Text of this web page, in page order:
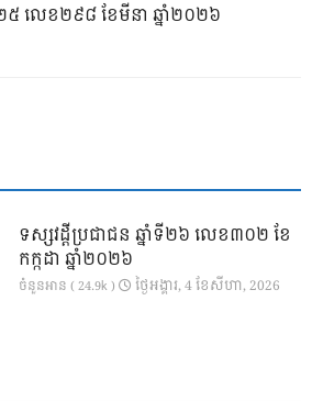
២៥ លេខ២៩៨ ខែមីនា ឆ្នាំ២០២៦
ទស្សវដ្តីប្រជាជន ឆ្នាំទី២៦ លេខ៣០២ ខែ
កក្កដា ឆ្នាំ២០២៦
ចំនួនអាន ( 24.9k ) ថ្ងៃ​អង្គារ, 4 ខែ​សីហា, 2026